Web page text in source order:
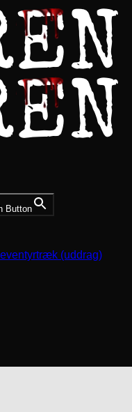
Button
(uddrag)